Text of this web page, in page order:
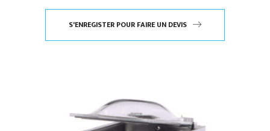
S'ENREGISTER POUR FAIRE UN DEVIS